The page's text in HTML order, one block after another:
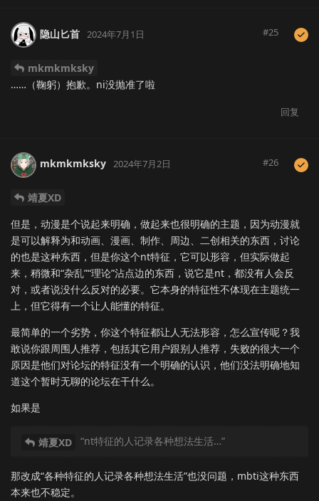
隐山匕首 2024年7月1日 #25
mkmkmksky
……（鞠躬）抱歉。ni没抛准了啦
回复
mkmkmksky 2024年7月2日 #26
靖夏XD
但是，动漫是个说起来明确，做起来也很明确的主题，因为动漫就
是可以解释为和动画、漫画、制作、周边、二创相关的东西，讨论
的也是这种东西，但是你这个nt特征，它可以形容，但实际做起
来，稍微和“杂乱”“理论”沾点边的东西，说它是nt，都没有人会反
对，或者说没什么反对的必要。它本身的特征性不体现在主题统一
上，但它得有一个让人能懂的特征。
最简单的一个劣势，你这个特征都让人无法形容，怎么宣传呢？我
敢说你跟周围人推荐，包括其它用户跟别人推荐，失败的很大一个
原因是他们对论坛的特征没有一个明确的认识，他们没法明确地知
道这个暂时无聊的论坛在干什么。
如果是
靖夏XD “nt特征的人记录各种想法生活…”
那改成“各种特征的人记录各种想法生活”也没问题，mbti这种东西
本来也不稳定。